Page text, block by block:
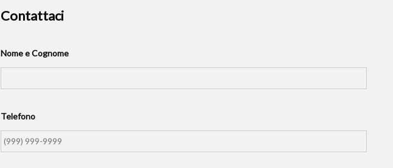
Contattaci
Nome e Cognome
Telefono